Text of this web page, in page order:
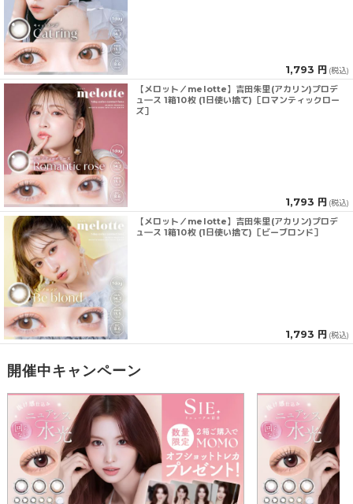
1,793 円 (税込)
【メロット／melotte】吉田朱里(アカリン)プロデ
ュ―ス 1箱10枚 (1日使い捨て)［ロマンティックロー
ズ］
1,793 円 (税込)
【メロット／melotte】吉田朱里(アカリン)プロデ
ュ―ス 1箱10枚 (1日使い捨て)［ビーブロンド］
1,793 円 (税込)
開催中キャンペーン